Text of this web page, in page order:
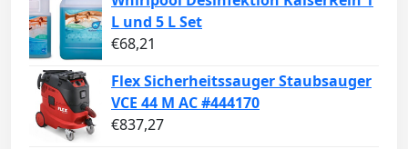
L und 5 L Set
€68,21
Flex Sicherheitssauger Staubsauger
VCE 44 M AC #444170
€837,27